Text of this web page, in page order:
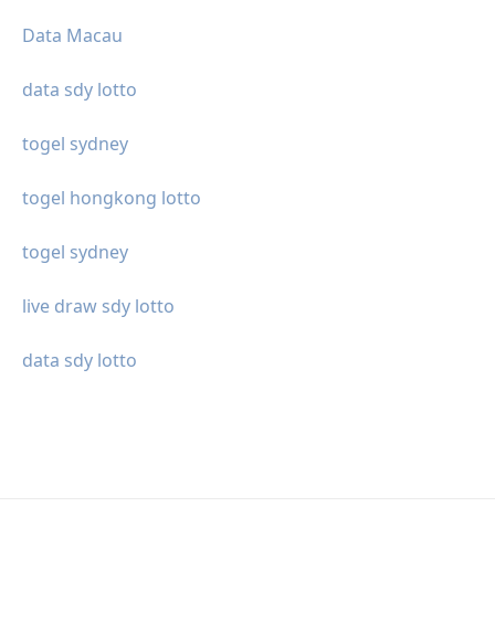
Data Macau
data sdy lotto
togel sydney
togel hongkong lotto
togel sydney
live draw sdy lotto
data sdy lotto